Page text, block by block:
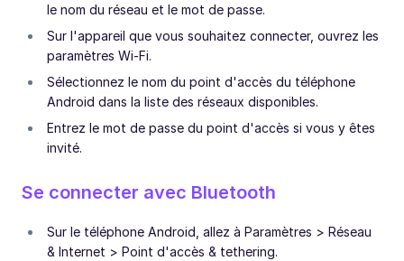
le nom du réseau et le mot de passe.
Sur l'appareil que vous souhaitez connecter, ouvrez les
paramètres Wi-Fi.
Sélectionnez le nom du point d'accès du téléphone
Android dans la liste des réseaux disponibles.
Entrez le mot de passe du point d'accès si vous y êtes
invité.
Se connecter avec Bluetooth
Sur le téléphone Android, allez à Paramètres > Réseau
& Internet > Point d'accès & tethering.